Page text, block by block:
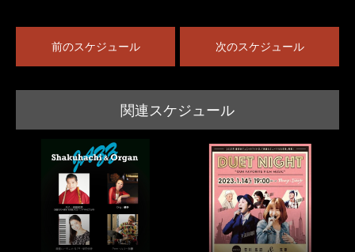
前のスケジュール 次のスケジュール
関連スケジュール